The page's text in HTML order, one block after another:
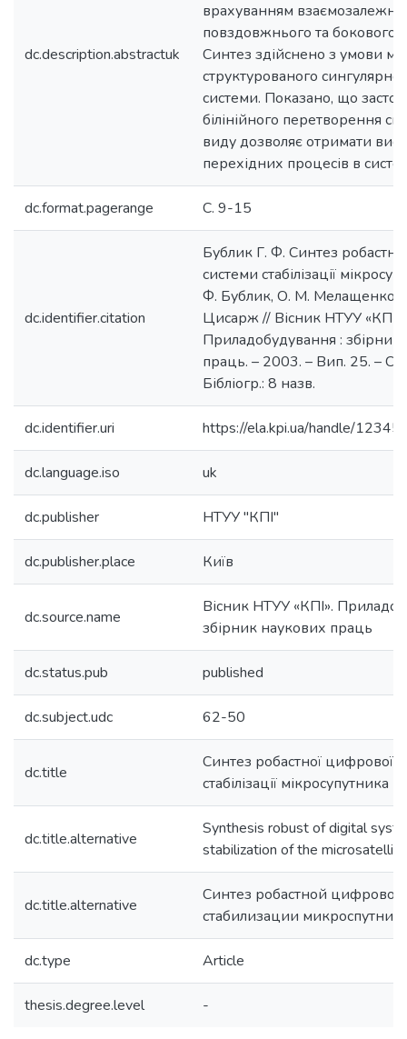
dc.description.abstractuk
врахуванням
повздовжнього та бокового
Синтез здійснено з умови
структурованого
системи. Показано, що
білінійного перетворення
виду дозволяє отримати
перехідних процесів в
dc.format.pagerange С. 9-15
dc.identifier.citation
Бублик Г. Ф. Синтез
системи стабілізації
Ф. Бублик, О. М. Мелащенко,
Цисарж // Вісник НТУУ «КПІ».
Приладобудування : збірник
праць. – 2003. – Вип. 25. – С.
Бібліогр.: 8 назв.
dc.identifier.uri https://ela.kpi.ua/handle/
dc.language.iso uk
dc.publisher НТУУ "КПІ"
dc.publisher.place Київ
dc.source.name
Вісник НТУУ «КПІ».
збірник наукових праць
dc.status.pub published
dc.subject.udc 62-50
dc.title
Синтез робастної цифрової
стабілізації мікросупутника
dc.title.alternative
Synthesis robust of digital
stabilization of the microsatellite
dc.title.alternative
Синтез робастной
стабилизации
dc.type Article
thesis.degree.level -